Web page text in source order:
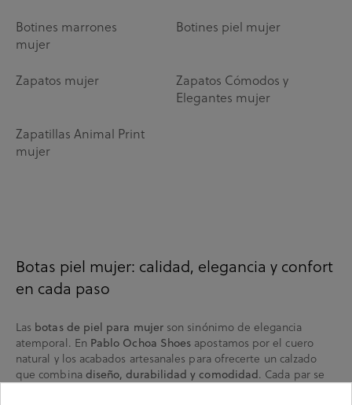
Botines marrones
mujer
Botines piel mujer
Zapatos mujer
Zapatos Cómodos y
Elegantes mujer
Zapatillas Animal Print
mujer
Botas piel mujer: calidad, elegancia y confort
en cada paso
Las botas de piel para mujerson sinónimo de elegancia
atemporal. En Pablo Ochoa Shoes apostamos por el cuero
natural y los acabados artesanales para ofrecerte un calzado
que combina diseño, durabilidad y comodidad. Cada par se